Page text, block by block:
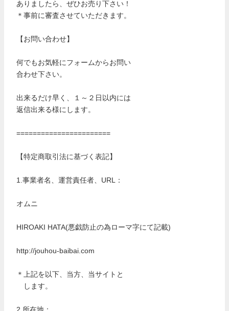
ありましたら、ぜひお売り下さい！
＊事前に審査させていただきます。
【お問い合わせ】
何でもお気軽にフォームからお問い
合わせ下さい。
出来るだけ早く、１～２日以内には
返信出来る様にします。
=======================
【特定商取引法に基づく表記】
1.事業者名、運営責任者、URL：
オムニ
HIROAKI HATA(悪戯防止の為ローマ字にて記載)
http://jouhou-baibai.com
＊上記を以下、当方、当サイトと
します。